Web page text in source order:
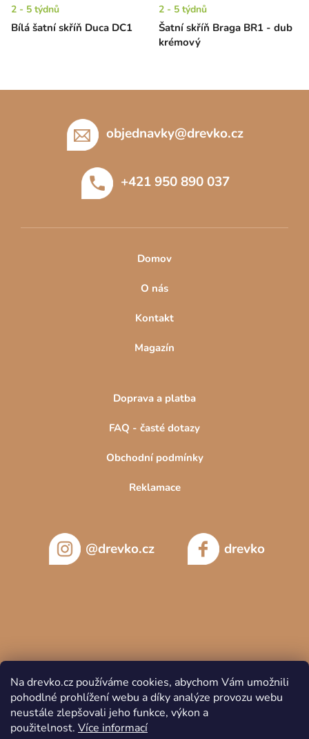
Na drevko.cz používáme cookies, abychom Vám umožnili
pohodlné prohlížení webu a díky analýze provozu webu
neustále zlepšovali jeho funkce, výkon a
použitelnost. Více informací
Bílá šatní skříň Duca DC1
2 - 5 týdnů
Šatní skříň Braga BR1 - dub
krémový
2 - 5 týdnů
objednavky@drevko.cz
+421 950 890 037
Domov
O nás
Kontakt
Magazín
Doprava a platba
FAQ - časté dotazy
Obchodní podmínky
Reklamace
@drevko.cz drevko